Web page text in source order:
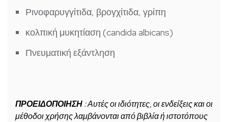
Ρινοφαρυγγίτιδα, βρογχίτιδα, γρίπη
κολπική μυκητίαση (candida albicans)
Πνευματική εξάντληση
ΠΡΟΕΙΔΟΠΟΙΗΣΗ: Αυτές οι ιδιότητες, οι ενδείξεις και οι
μέθοδοι χρήσης λαμβάνονται από βιβλία ή ιστοτόπους